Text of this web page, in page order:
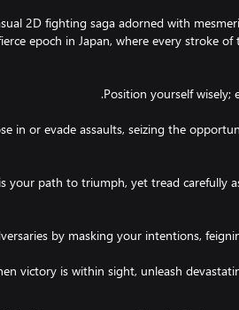
2D fighting saga adorned with
epoch in Japan, where every stroke
in or evade assaults, seizing the
your path to triumph, yet tread carefully
victory is within sight, unleash